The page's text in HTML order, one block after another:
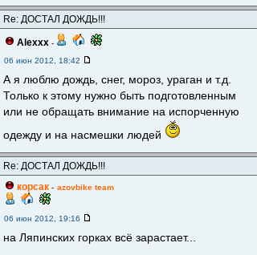
Re: ДОСТАЛ ДОЖДЬ!!!
Alexxx -
06 июн 2012, 18:42
А я люблю дождь, снег, мороз, ураган и т.д.
Только к этому нужно быть подготовленным
или не обращать внимание на испорченную
одежду и на насмешки людей
Re: ДОСТАЛ ДОЖДЬ!!!
корсак - azovbike team
06 июн 2012, 19:16
на Ляпинских горках всё зарастает...